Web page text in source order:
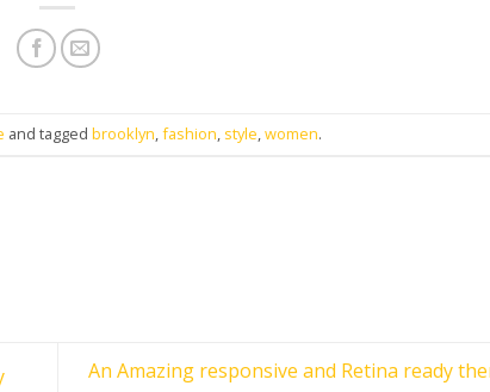
and taggedbrooklyn,fashion, style,women.
An Amazing responsive and Retina ready